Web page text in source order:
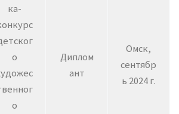
ка-
о
о
Диплом
ант
Омск,
сентябр
ь 2024 г.